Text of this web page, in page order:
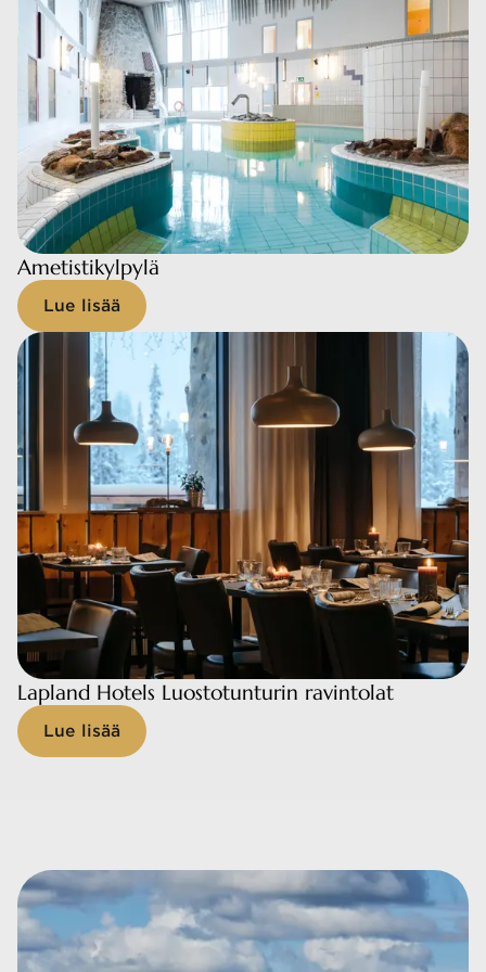
Ametistikylpylä
Lue lisää
Lapland Hotels Luostotunturin ravintolat
Lue lisää
Ametistikylpylä
Lue lisää
Lapland Hotels Luostotunturin ravintolat
Lue lisää